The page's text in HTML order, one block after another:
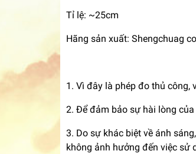
Tỉ lệ: ~25cm
Hãng sản xuất: Shengchuag
1. Vì đây là phép đo thủ công,
2. Để đảm bảo sự hài lòng
3. Do sự khác biệt về ánh
không ảnh hưởng đến việc sử